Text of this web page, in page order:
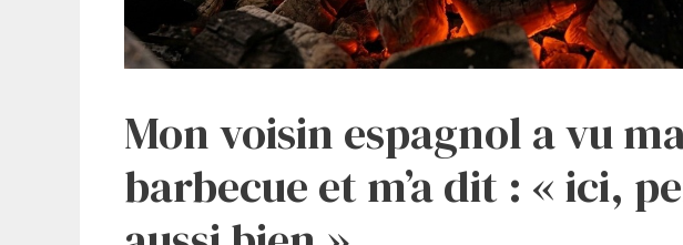
Mon voisin espagnol a vu
barbecue et m’a dit : « ici,